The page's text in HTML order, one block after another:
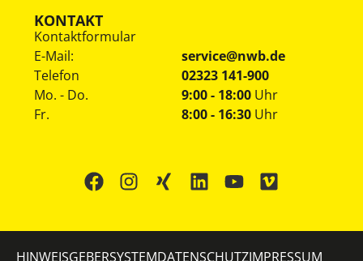
KONTAKT
Kontaktformular
E-Mail:
service@nwb.de
Telefon
02323 141-900
Mo. - Do.
Fr.
9:00 - 18:00 Uhr
8:00 - 16:30 Uhr
HINWEISGEBERSYSTEMDATENSCHUTZIMPRESSUM